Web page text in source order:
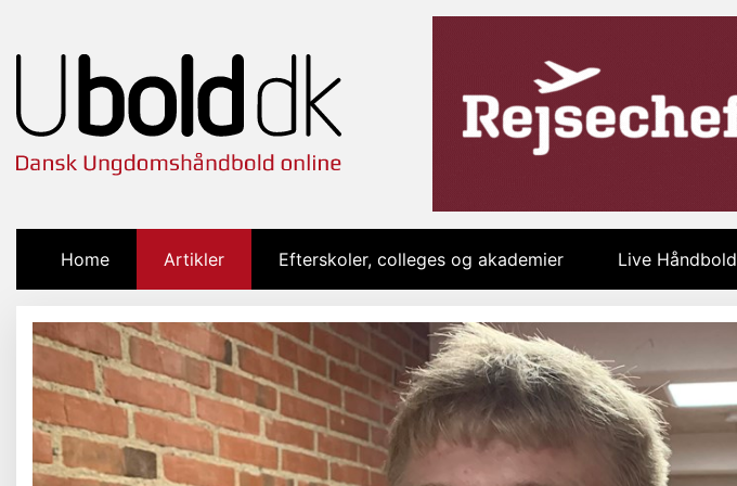
Home (current)Artikler Efterskoler, colleges og akademier Live Håndbold